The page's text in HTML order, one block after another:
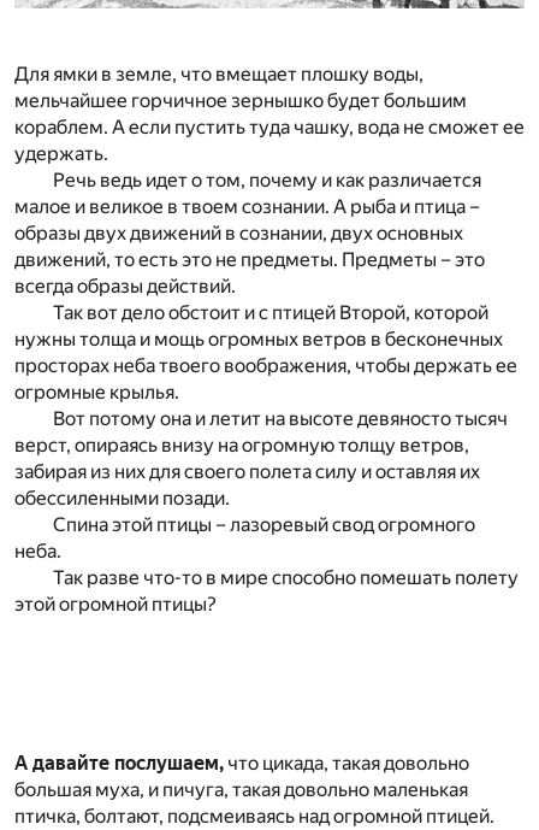
Для ямки в земле, что вмещает плошку воды,
мельчайшее горчичное зернышко будет большим
кораблем. А если пустить туда чашку, вода не сможет ее
удержать.
Речь ведь идет о том, почему и как различается
малое и великое в твоем сознании. А рыба и птица –
образы двух движений в сознании, двух основных
движений, то есть это не предметы. Предметы – это
всегда образы действий.
Так вот дело обстоит и с птицей Второй, которой
нужны толща и мощь огромных ветров в бесконечных
просторах неба твоего воображения, чтобы держать ее
огромные крылья.
Вот потому она и летит на высоте девяносто тысяч
верст, опираясь внизу на огромную толщу ветров,
забирая из них для своего полета силу и оставляя их
обессиленными позади.
Спина этой птицы – лазоревый свод огромного
неба.
Так разве что-то в мире способно помешать полету
этой огромной птицы?
А давайте послушаем, что цикада, такая довольно
большая муха, и пичуга, такая довольно маленькая
птичка, болтают, подсмеиваясь над огромной птицей.